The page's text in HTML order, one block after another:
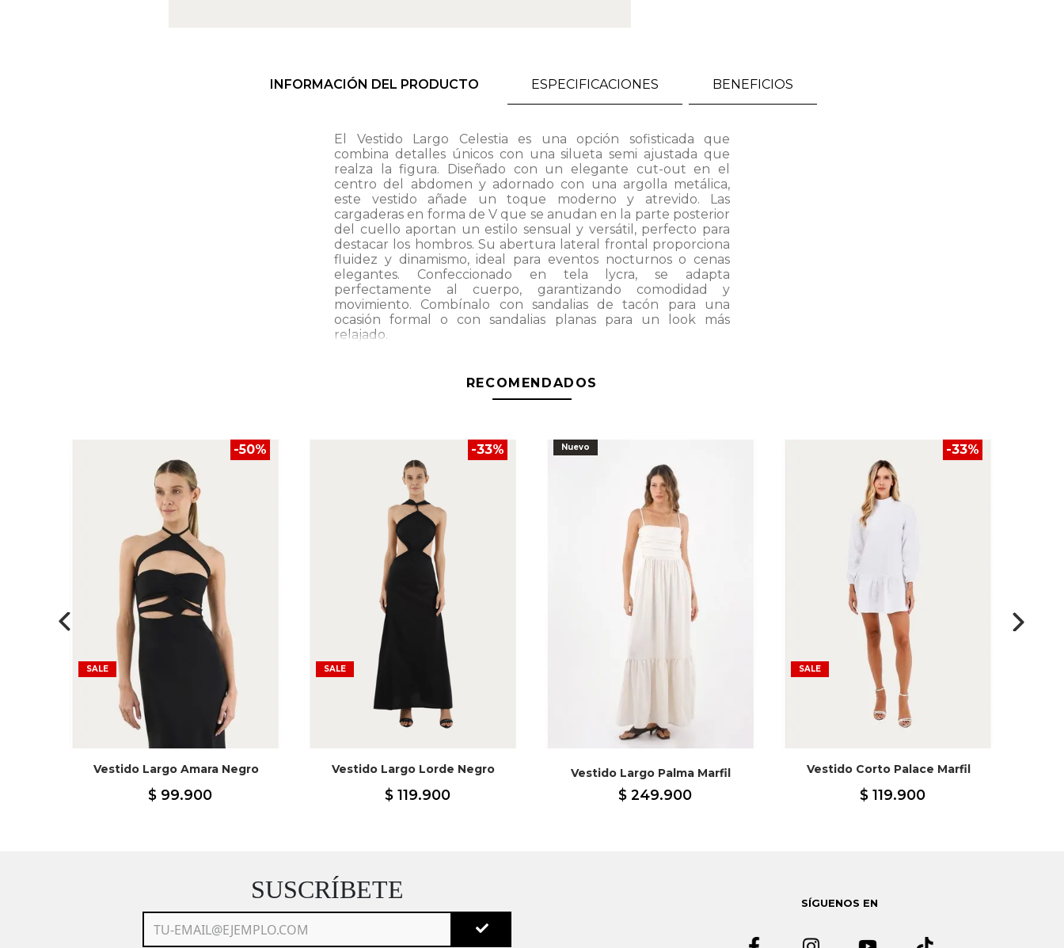
INFORMACIÓN DEL PRODUCTO ESPECIFICACIONES BENEFICIOS
El Vestido Largo Celestia es una opción sofisticada que
combina detalles únicos con una silueta semi ajustada que
realza la figura. Diseñado con un elegante cut-out en el
centro del abdomen y adornado con una argolla metálica,
este vestido añade un toque moderno y atrevido. Las
cargaderas en forma de V que se anudan en la parte posterior
del cuello aportan un estilo sensual y versátil, perfecto para
destacar los hombros. Su abertura lateral frontal proporciona
fluidez y dinamismo, ideal para eventos nocturnos o cenas
elegantes. Confeccionado en tela lycra, se adapta
perfectamente al cuerpo, garantizando comodidad y
movimiento. Combínalo con sandalias de tacón para una
ocasión formal o con sandalias planas para un look más
relajado.
RECOMENDADOS
SALE
-50%
Vestido Largo Amara Negro
$ 99.900
SALE
-33%
Vestido Largo Lorde Negro
$ 119.900
Nuevo
Vestido Largo Palma Marfil
$ 249.900
SALE
-33%
Vestido Corto Palace Marfil
$ 119.900
SUSCRÍBETE SÍGUENOS EN